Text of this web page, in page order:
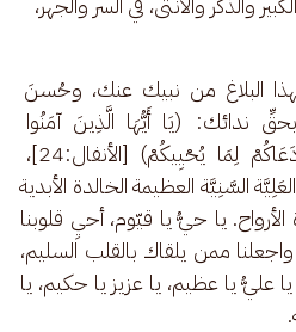
البلاغ من نبيك عنك، وحُسنَ
بحقِّ ندائك: (يَا أَيُّهَا الَّذِينَ آمَنُوا
اسْتَجِيبُوا لِلَّهِ وَلِلرَّسُولِ إِذَا دَعَاكُمْ لِمَا يُحْيِيكُمْ) [الأنفال:24]،
السَّنِيَّة العظيمة الخالدة الأبدية
يا حيُّ يا قيّوم، أحيِ قلوبنا
ممن يلقاك بالقلب السليم،
عليُّ يا عظيم، يا عزيز يا حكيم، يا